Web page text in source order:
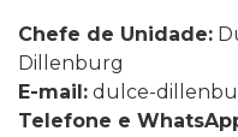
Chefe de Unidade:
Dillenburg
E-mail: dulce-
Telefone e